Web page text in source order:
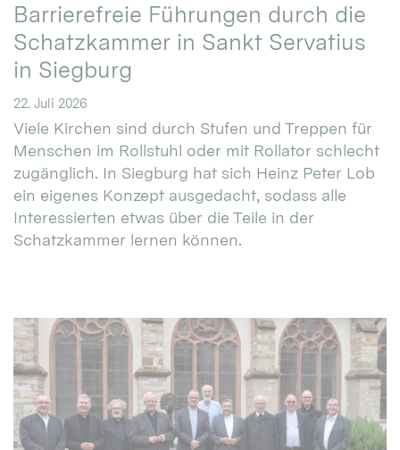
Barrierefreie Führungen durch die
Schatzkammer in Sankt Servatius
in Siegburg
22. Juli 2026
Viele Kirchen sind durch Stufen und Treppen für
Menschen im Rollstuhl oder mit Rollator schlecht
zugänglich. In Siegburg hat sich Heinz Peter Lob
ein eigenes Konzept ausgedacht, sodass alle
Interessierten etwas über die Teile in der
Schatzkammer lernen können.